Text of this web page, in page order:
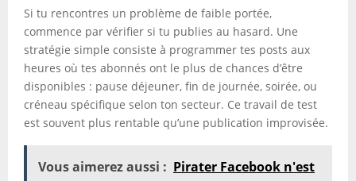
Si tu rencontres un problème de faible portée,
commence par vérifier si tu publies au hasard. Une
stratégie simple consiste à programmer tes posts aux
heures où tes abonnés ont le plus de chances d’être
disponibles : pause déjeuner, fin de journée, soirée, ou
créneau spécifique selon ton secteur. Ce travail de test
est souvent plus rentable qu’une publication improvisée.
Vous aimerez aussi : Pirater Facebook n'est